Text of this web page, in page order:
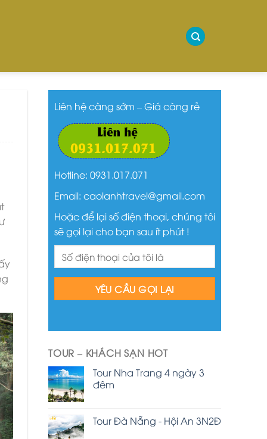
Liên hệ càng sớm – Giá càng rẻ
Hotline: 0931.017.071
Email: caolanhtravel@gmail.com
Hoặc để lại số điện thoại, chúng tôi
sẽ gọi lại cho bạn sau ít phút !
TOUR – KHÁCH SẠN HOT
Tour Nha Trang 4 ngày 3
đêm
Tour Đà Nẵng - Hội An 3N2Đ